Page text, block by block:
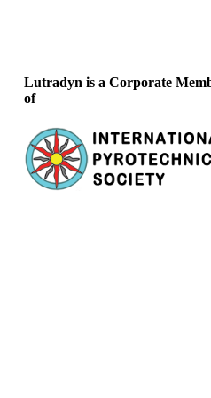
Lutradyn is a Corporate
of